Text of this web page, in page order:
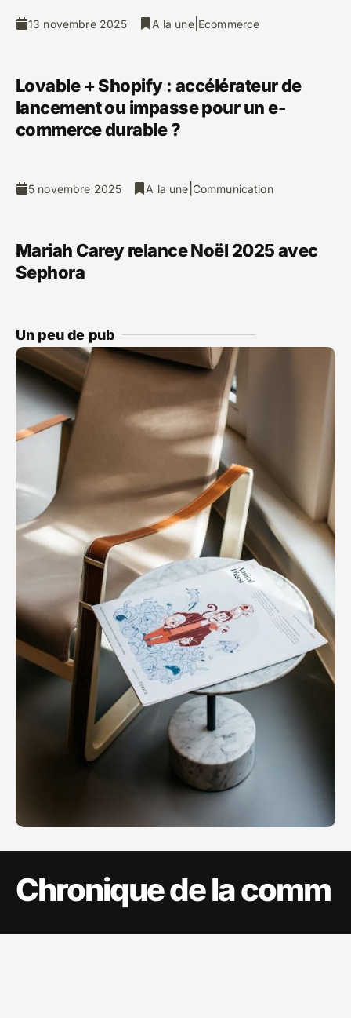
13 novembre 2025 A la une| Ecommerce
Lovable + Shopify : accélérateur de
lancement ou impasse pour un e-
commerce durable ?
5 novembre 2025 A la une Communication
Mariah Carey relance Noël 2025 avec
Sephora
Un peu de pub
Chronique de la comm